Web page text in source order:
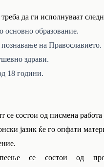
да ги исполнуваат
основно образование.
на Православието.
здрави.
18 години.
се состои од писмена
јазик ќе го опфати
се состои од